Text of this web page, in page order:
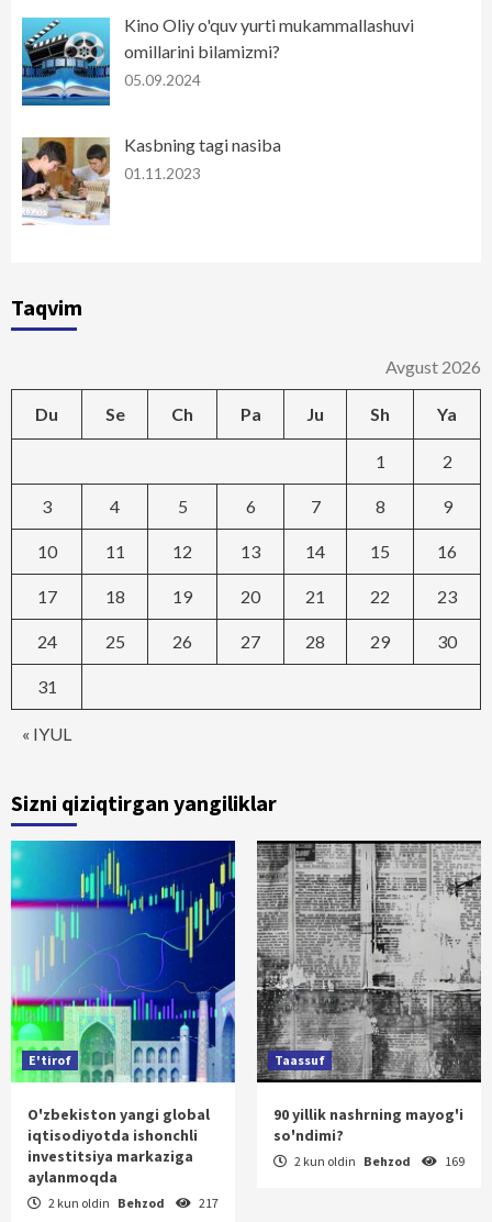
Kino Oliy o'quv yurti mukammallashuvi
omillarini bilamizmi?
05.09.2024
Kasbning tagi nasiba
01.11.2023
Taqvim
Avgust 2026
Du Se Ch Pa Ju Sh Ya
« IYUL
1 2
3 4 5 6 7 8 9
10 11 12 13 14 15 16
17 18 19 20 21 22 23
24 25 26 27 28 29 30
31
Sizni qiziqtirgan yangiliklar
E'tirof
O'zbekiston yangi global
iqtisodiyotda ishonchli
investitsiya markaziga
aylanmoqda
2 kun oldin Behzod 217
Taassuf
90 yillik nashrning mayog'i
so'ndimi?
2 kun oldin Behzod 169